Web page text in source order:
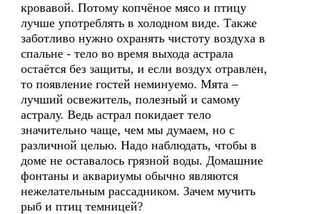
кровавой. Потому копчёное мясо и птицу
лучше употреблять в холодном виде. Также
заботливо нужно охранять чистоту воздуха в
спальне - тело во время выхода астрала
остаётся без защиты, и если воздух отравлен,
то появление гостей неминуемо. Мята –
лучший освежитель, полезный и самому
астралу. Ведь астрал покидает тело
значительно чаще, чем мы думаем, но с
различной целью. Надо наблюдать, чтобы в
доме не оставалось грязной воды. Домашние
фонтаны и аквариумы обычно являются
нежелательным рассадником. Зачем мучить
рыб и птиц темницей?